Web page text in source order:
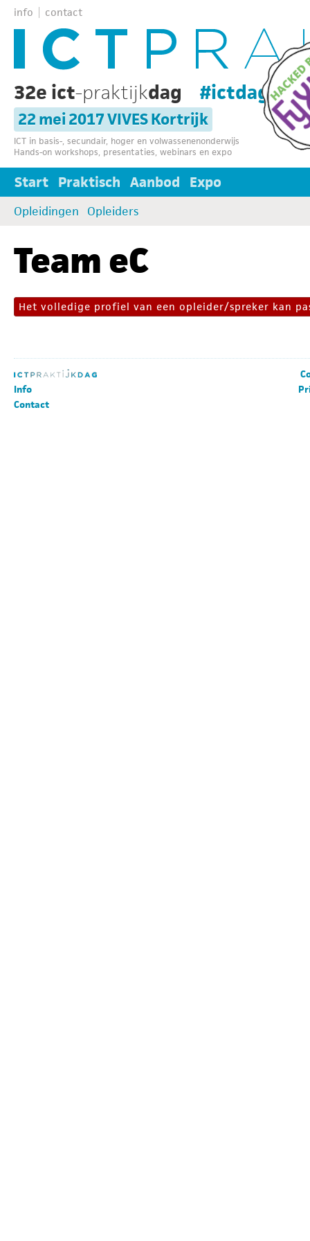
info contact
32e ict-praktijkdag #ictdag32
22 mei 2017 VIVES Kortrijk
ICT in basis-, secundair, hoger en volwassenenonderwijs
Hands-on workshops, presentaties, webinars en expo
Start Praktisch Aanbod Expo
Opleidingen Opleiders
Team eC
Het volledige profiel van een opleider/spreker kan
Info
Contact